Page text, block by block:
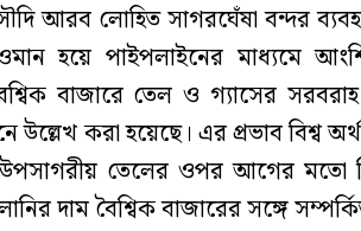
আরব লোহিত সাগরঘেঁষা বন্দর
হয়ে পাইপলাইনের মাধ্যমে
বাজারে তেল ও গ্যাসের সরবরাহ
করা হয়েছে। এর প্রভাব বিশ্ব
উপসাগরীয় তেলের ওপর আগের মতো
দাম বৈশ্বিক বাজারের সঙ্গে